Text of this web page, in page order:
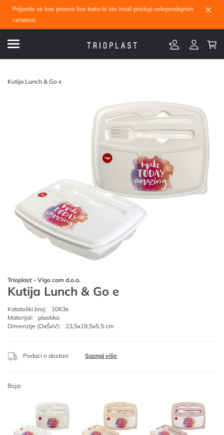
Prijavite se kao pravno lice kako bi ste imali pristup veleprodajnim
cenama.
×
Kutija Lunch & Go e
Trioplast - Vigo com d.o.o.
Kutija Lunch & Go e
Kataloški broj:
1063e
Materijal:
plastika
Dimenzije (DxŠxV):
23,5x19,5x5,5 cm
Podaci o dostavi Saznaj više
Boja: